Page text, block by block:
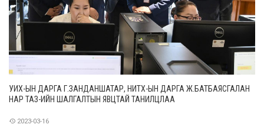
УИХ-ЫН ДАРГА Г.ЗАНДАНШАТАР, НИТХ-ЫН ДАРГА Ж.БАТБАЯСГАЛАН
НАР ТАЗ-ИЙН ШАЛГАЛТЫН ЯВЦТАЙ ТАНИЛЦЛАА
2023-03-16